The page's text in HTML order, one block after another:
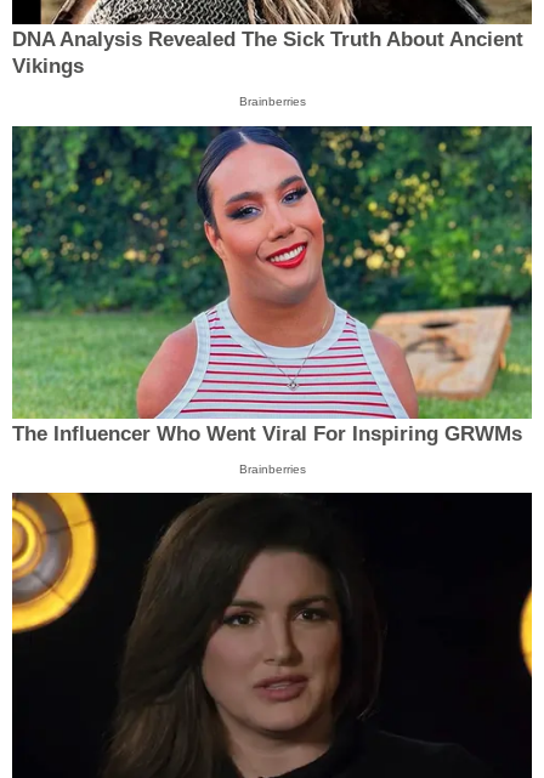
DNA Analysis Revealed The Sick Truth About Ancient
Vikings
Brainberries
The Influencer Who Went Viral For Inspiring GRWMs
Brainberries